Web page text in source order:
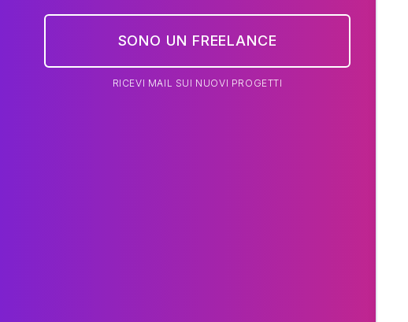
SONO UN FREELANCE
RICEVI MAIL SUI NUOVI PROGETTI